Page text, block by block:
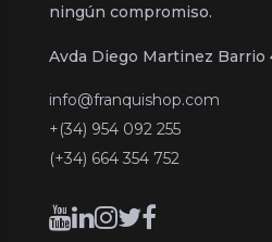
ningún compromiso.
Avda Diego Martinez Barrio
info@franquishop.com
+(34) 954 092 255
(+34) 664 354 752